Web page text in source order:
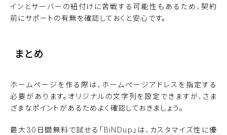
インとサーバーの紐付けに苦戦する可能性もあるため、契約
前にサポートの有無を確認しておくと安心です。
まとめ
ホームページを作る際は、ホームページアドレスを指定する
必要があります。オリジナルの文字列を設定できますが、さま
ざまなポイントがあるためよく確認しておきましょう。
最大30日間無料で試せる「BiNDup 」は、カスタマイズ性に優